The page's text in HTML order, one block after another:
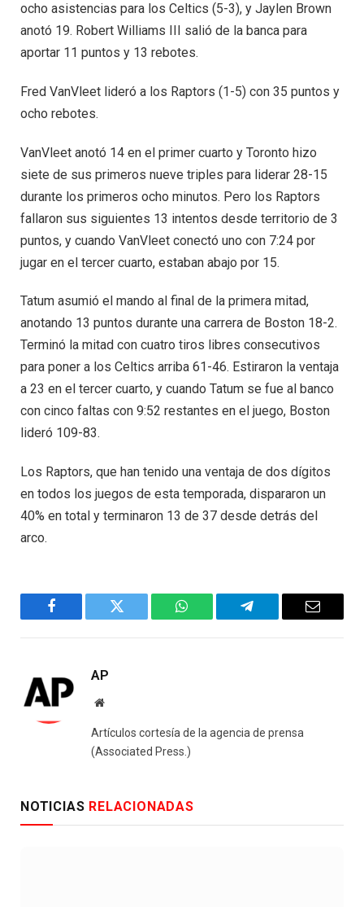
ocho asistencias para los Celtics (5-3), y Jaylen Brown
anotó 19. Robert Williams III salió de la banca para
aportar 11 puntos y 13 rebotes.
Fred VanVleet lideró a los Raptors (1-5) con 35 puntos y
ocho rebotes.
VanVleet anotó 14 en el primer cuarto y Toronto hizo
siete de sus primeros nueve triples para liderar 28-15
durante los primeros ocho minutos. Pero los Raptors
fallaron sus siguientes 13 intentos desde territorio de 3
puntos, y cuando VanVleet conectó uno con 7:24 por
jugar en el tercer cuarto, estaban abajo por 15.
Tatum asumió el mando al final de la primera mitad,
anotando 13 puntos durante una carrera de Boston 18-2.
Terminó la mitad con cuatro tiros libres consecutivos
para poner a los Celtics arriba 61-46. Estiraron la ventaja
a 23 en el tercer cuarto, y cuando Tatum se fue al banco
con cinco faltas con 9:52 restantes en el juego, Boston
lideró 109-83.
Los Raptors, que han tenido una ventaja de dos dígitos
en todos los juegos de esta temporada, dispararon un
40% en total y terminaron 13 de 37 desde detrás del
arco.
Facebook Twitter WhatsAppTelegram Email
AP
Website
Artículos cortesía de la agencia de prensa
(Associated Press.)
NOTICIAS RELACIONADAS